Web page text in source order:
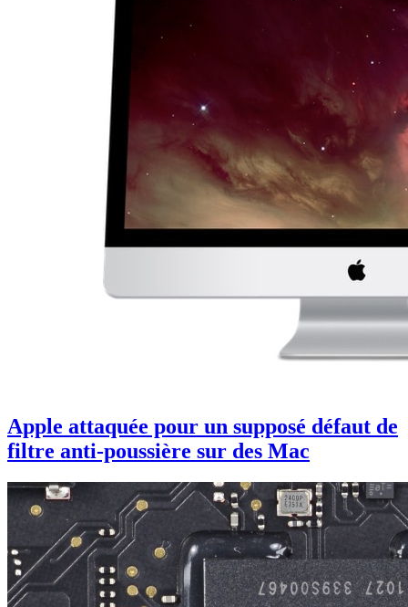
Apple attaquée pour un supposé défaut de
filtre anti-poussière sur des Mac